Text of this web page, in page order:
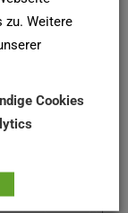
zu. Weitere
Cookies